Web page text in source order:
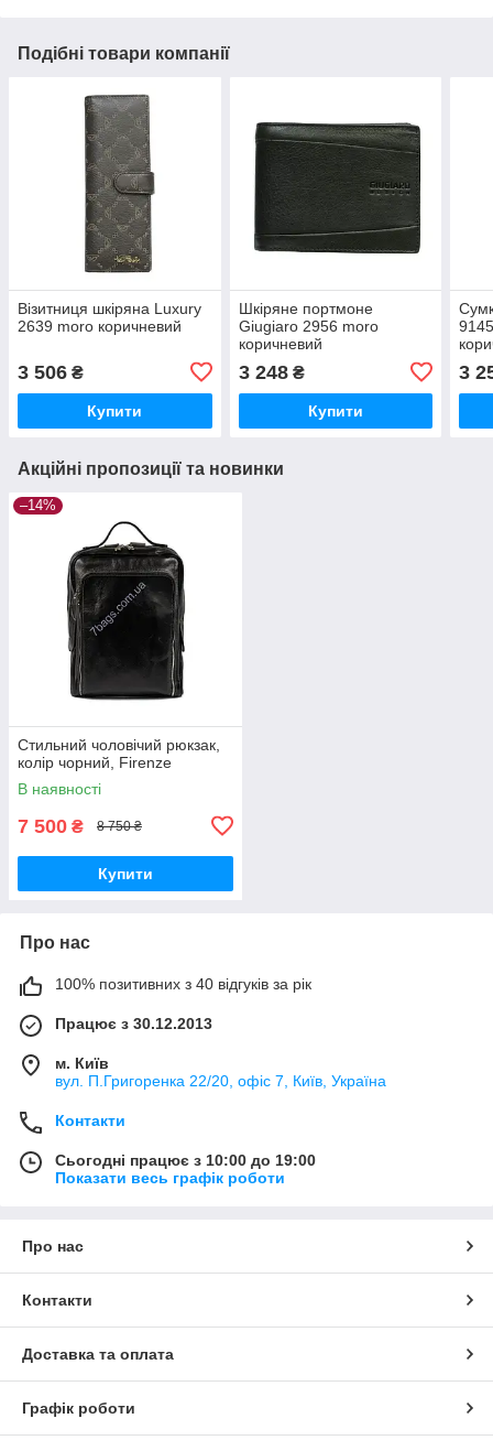
Подібні товари компанії
Візитниця шкіряна Luxury
2639 moro коричневий
3 506 ₴
Купити
Шкіряне портмоне
Giugiaro 2956 moro
коричневий
3 248₴
Купити
3
Акційні пропозиції та новинки
–14%
Стильний чоловічий рюкзак,
колір чорний, Firenze
В наявності
7 500 ₴ 8 750 ₴
Купити
Про нас
100% позитивних з 40 відгуків за рік
Працює з 30.12.2013
м. Київ
вул. П.Григоренка 22/20, офіс 7, Київ, Україна
Контакти
Сьогодні працює з 10:00 до 19:00
Показати весь графік роботи
Про нас
Контакти
Доставка та оплата
Графік роботи